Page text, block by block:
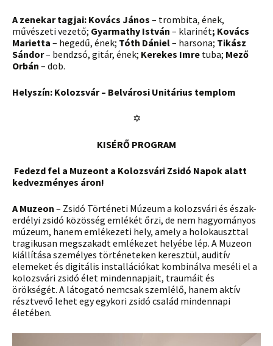
A zenekar tagjai: Kovács János – trombita, ének,
művészeti vezető; Gyarmathy István – klarinét; Kovács
Marietta – hegedű, ének; Tóth Dániel– harsona; Tikász
Sándor– bendzsó, gitár, ének; Kerekes Imre tuba; Mező
Orbán – dob.
Helyszín: Kolozsvár – Belvárosi Unitárius templom
✡
KISÉRŐ PROGRAM
Fedezd fel a Muzeont a Kolozsvári Zsidó Napok alatt
kedvezményes áron!
A Muzeon – Zsidó Történeti Múzeum a kolozsvári és észak-
erdélyi zsidó közösség emlékét őrzi, de nem hagyományos
múzeum, hanem emlékezeti hely, amely a holokauszttal
tragikusan megszakadt emlékezet helyébe lép. A Muzeon
kiállítása személyes történeteken keresztül, auditív
elemeket és digitális installációkat kombinálva meséli el a
kolozsvári zsidó élet mindennapjait, traumáit és
örökségét. A látogató nemcsak szemlélő, hanem aktív
résztvevő lehet egy egykori zsidó család mindennapi
életében.